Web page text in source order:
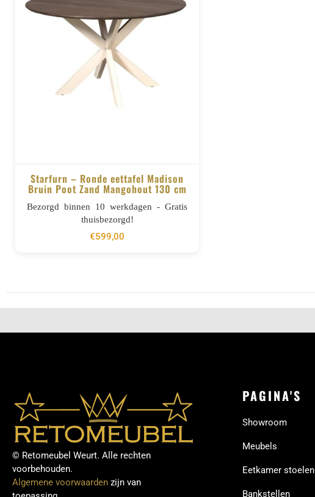
BESTELLEN
Starfurn – Ronde eettafel Madison
Bruin Poot Zand Mangohout 130 cm
Bezorgd binnen 10 werkdagen - Gratis
thuisbezorgd!
€599,00
© Retomeubel Weurt. Alle rechten
voorbehouden.
Algemene voorwaarden zijn van
PAGINA'S
Showroom
Meubels
Eetkamer stoelen
Bankstellen